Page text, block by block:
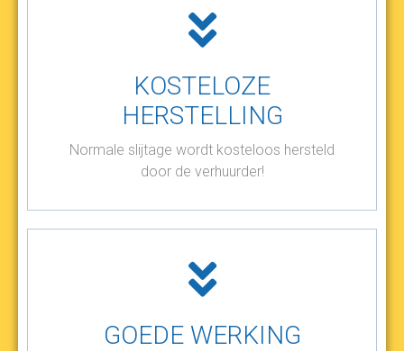
KOSTELOZE
HERSTELLING
Normale slijtage wordt kosteloos hersteld
door de verhuurder!
GOEDE WERKING